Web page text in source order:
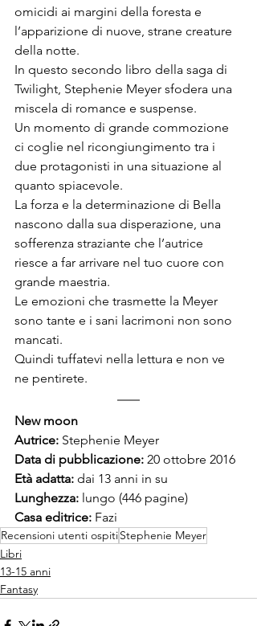
omicidi ai margini della foresta e
l’apparizione di nuove, strane creature
della notte.
In questo secondo libro della saga di
Twilight, Stephenie Meyer sfodera una
miscela di romance e suspense.
Un momento di grande commozione
ci coglie nel ricongiungimento tra i
due protagonisti in una situazione al
quanto spiacevole.
La forza e la determinazione di Bella
nascono dalla sua disperazione, una
sofferenza straziante che l’autrice
riesce a far arrivare nel tuo cuore con
grande maestria.
Le emozioni che trasmette la Meyer
sono tante e i sani lacrimoni non sono
mancati.
Quindi tuffatevi nella lettura e non ve
ne pentirete.
New moon
Autrice: Stephenie Meyer
Data di pubblicazione: 20 ottobre 2016
Età adatta: dai 13 anni in su
Lunghezza: lungo (446 pagine)
Casa editrice: Fazi
Recensioni utenti ospitiStephenie Meyer
Libri
13-15 anni
Fantasy